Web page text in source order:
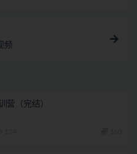
频
营（完结）